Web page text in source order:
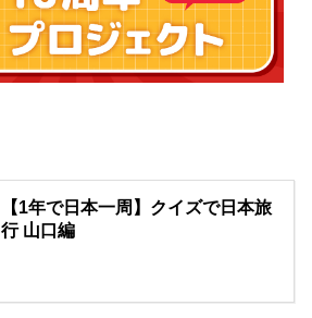
【1年で日本一周】クイズで日本旅
行 山口編